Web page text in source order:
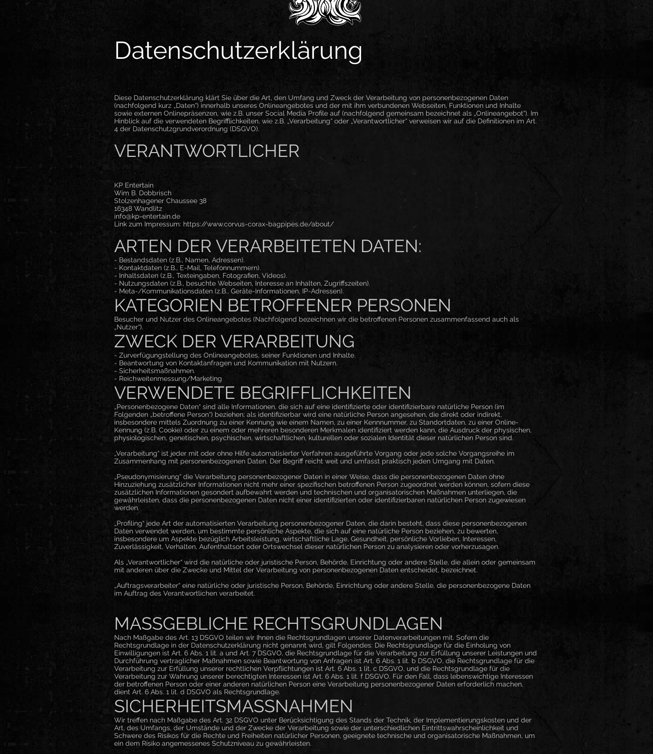
Datenschutzerklärung
Diese Datenschutzerklärung klärt Sie über die Art, den Umfang und Zweck der Verarbeitung von personenbezogenen Daten
(nachfolgend kurz „Daten“) innerhalb unseres Onlineangebotes und der mit ihm verbundenen Webseiten, Funktionen und Inhalte
sowie externen Onlinepräsenzen, wie z.B. unser Social Media Profile auf (nachfolgend gemeinsam bezeichnet als „Onlineangebot“). Im
Hinblick auf die verwendeten Begrifflichkeiten, wie z.B. „Verarbeitung“ oder „Verantwortlicher“ verweisen wir auf die Definitionen im Art.
4 der Datenschutzgrundverordnung (DSGVO).
VERANTWORTLICHER
KP Entertain
Wim B. Dobbrisch
Stolzenhagener Chaussee 38
16348 Wandlitz
info@kp-entertain.de
Link zum Impressum: https://www.corvus-corax-bagpipes.de/about/
ARTEN DER VERARBEITETEN DATEN:
- Bestandsdaten (z.B., Namen, Adressen).
- Kontaktdaten (z.B., E-Mail, Telefonnummern).
- Inhaltsdaten (z.B., Texteingaben, Fotografien, Videos).
- Nutzungsdaten (z.B., besuchte Webseiten, Interesse an Inhalten, Zugriffszeiten).
- Meta-/Kommunikationsdaten (z.B., Geräte-Informationen, IP-Adressen).
KATEGORIEN BETROFFENER PERSONEN
Besucher und Nutzer des Onlineangebotes (Nachfolgend bezeichnen wir die betroffenen Personen zusammenfassend auch als
„Nutzer“).
ZWECK DER VERARBEITUNG
- Zurverfügungstellung des Onlineangebotes, seiner Funktionen und Inhalte.
- Beantwortung von Kontaktanfragen und Kommunikation mit Nutzern.
- Sicherheitsmaßnahmen.
- Reichweitenmessung/Marketing
VERWENDETE BEGRIFFLICHKEITEN
„Personenbezogene Daten“ sind alle Informationen, die sich auf eine identifizierte oder identifizierbare natürliche Person (im
Folgenden „betroffene Person“) beziehen; als identifizierbar wird eine natürliche Person angesehen, die direkt oder indirekt,
insbesondere mittels Zuordnung zu einer Kennung wie einem Namen, zu einer Kennnummer, zu Standortdaten, zu einer Online-
Kennung (z.B. Cookie) oder zu einem oder mehreren besonderen Merkmalen identifiziert werden kann, die Ausdruck der physischen,
physiologischen, genetischen, psychischen, wirtschaftlichen, kulturellen oder sozialen Identität dieser natürlichen Person sind.
„Verarbeitung“ ist jeder mit oder ohne Hilfe automatisierter Verfahren ausgeführte Vorgang oder jede solche Vorgangsreihe im
Zusammenhang mit personenbezogenen Daten. Der Begriff reicht weit und umfasst praktisch jeden Umgang mit Daten.
„Pseudonymisierung“ die Verarbeitung personenbezogener Daten in einer Weise, dass die personenbezogenen Daten ohne
Hinzuziehung zusätzlicher Informationen nicht mehr einer spezifischen betroffenen Person zugeordnet werden können, sofern diese
zusätzlichen Informationen gesondert aufbewahrt werden und technischen und organisatorischen Maßnahmen unterliegen, die
gewährleisten, dass die personenbezogenen Daten nicht einer identifizierten oder identifizierbaren natürlichen Person zugewiesen
werden.
„Profiling“ jede Art der automatisierten Verarbeitung personenbezogener Daten, die darin besteht, dass diese personenbezogenen
Daten verwendet werden, um bestimmte persönliche Aspekte, die sich auf eine natürliche Person beziehen, zu bewerten,
insbesondere um Aspekte bezüglich Arbeitsleistung, wirtschaftliche Lage, Gesundheit, persönliche Vorlieben, Interessen,
Zuverlässigkeit, Verhalten, Aufenthaltsort oder Ortswechsel dieser natürlichen Person zu analysieren oder vorherzusagen.
Als „Verantwortlicher“ wird die natürliche oder juristische Person, Behörde, Einrichtung oder andere Stelle, die allein oder gemeinsam
mit anderen über die Zwecke und Mittel der Verarbeitung von personenbezogenen Daten entscheidet, bezeichnet.
„Auftragsverarbeiter“ eine natürliche oder juristische Person, Behörde, Einrichtung oder andere Stelle, die personenbezogene Daten
im Auftrag des Verantwortlichen verarbeitet.
MASSGEBLICHE RECHTSGRUNDLAGEN
Nach Maßgabe des Art. 13 DSGVO teilen wir Ihnen die Rechtsgrundlagen unserer Datenverarbeitungen mit. Sofern die
Rechtsgrundlage in der Datenschutzerklärung nicht genannt wird, gilt Folgendes: Die Rechtsgrundlage für die Einholung von
Einwilligungen ist Art. 6 Abs. 1 lit. a und Art. 7 DSGVO, die Rechtsgrundlage für die Verarbeitung zur Erfüllung unserer Leistungen und
Durchführung vertraglicher Maßnahmen sowie Beantwortung von Anfragen ist Art. 6 Abs. 1 lit. b DSGVO, die Rechtsgrundlage für die
Verarbeitung zur Erfüllung unserer rechtlichen Verpflichtungen ist Art. 6 Abs. 1 lit. c DSGVO, und die Rechtsgrundlage für die
Verarbeitung zur Wahrung unserer berechtigten Interessen ist Art. 6 Abs. 1 lit. f DSGVO. Für den Fall, dass lebenswichtige Interessen
der betroffenen Person oder einer anderen natürlichen Person eine Verarbeitung personenbezogener Daten erforderlich machen,
dient Art. 6 Abs. 1 lit. d DSGVO als Rechtsgrundlage.
SICHERHEITSMASSNAHMEN
Wir treffen nach Maßgabe des Art. 32 DSGVO unter Berücksichtigung des Stands der Technik, der Implementierungskosten und der
Art, des Umfangs, der Umstände und der Zwecke der Verarbeitung sowie der unterschiedlichen Eintrittswahrscheinlichkeit und
Schwere des Risikos für die Rechte und Freiheiten natürlicher Personen, geeignete technische und organisatorische Maßnahmen, um
ein dem Risiko angemessenes Schutzniveau zu gewährleisten.